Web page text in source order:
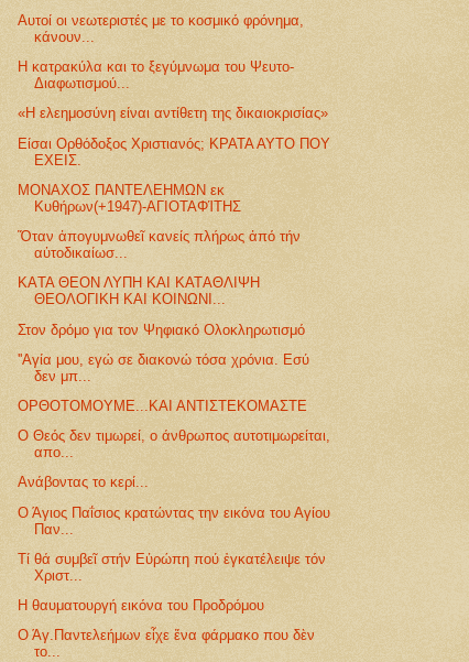
Αυτοί οι νεωτεριστές με το κοσμικό φρόνημα,
κάνουν...
Η κατρακύλα και το ξεγύμνωμα του Ψευτο-
Διαφωτισμού...
«Η ελεημοσύνη είναι αντίθετη της δικαιοκρισίας»
Είσαι Ορθόδοξος Χριστιανός; ΚΡΑΤΑ ΑΥΤΟ ΠΟΥ
ΕΧΕΙΣ.
MΟΝΑΧΟΣ ΠΑΝΤΕΛΕΗΜΩΝ εκ
Κυθήρων(+1947)-ΑΓΙΟΤΑΦΊΤΗΣ
Ὅταν ἀπογυμνωθεῖ κανείς πλήρως ἀπό τήν
αὐτοδικαίωσ...
ΚΑTA ΘΕOΝ ΛΥΠΗ ΚΑΙ ΚΑΤAΘΛΙΨΗ
ΘΕΟΛΟΓΙΚH ΚΑΙ ΚΟΙΝΩΝΙ...
Στον δρόμο για τον Ψηφιακό Ολοκληρωτισμό
''Αγία μου, εγώ σε διακονώ τόσα χρόνια. Εσύ
δεν μπ...
ΟΡΘΟΤΟΜΟΥΜΕ...ΚΑΙ ΑΝΤΙΣΤΕΚΟΜΑΣΤΕ
Ο Θεός δεν τιμωρεί, ο άνθρωπος αυτοτιμωρείται,
απο...
Ανάβοντας το κερί...
Ο Άγιος Παΐσιος κρατώντας την εικόνα του Αγίου
Παν...
Τί θά συμβεῖ στήν Εὐρώπη πού ἐγκατέλειψε τόν
Χριστ...
Η θαυματουργή εικόνα του Προδρόμου
Ο Άγ.Παντελεήμων εἶχε ἕνα φάρμακο που δὲν
το...